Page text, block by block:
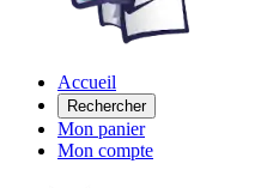
Accueil
Rechercher
Mon panier
Mon compte